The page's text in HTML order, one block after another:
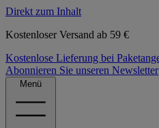
Direkt zum Inhalt
Kostenloser Versand ab 59 €
Kostenlose Lieferung bei
Abonnieren Sie unseren Newsletter
Menü